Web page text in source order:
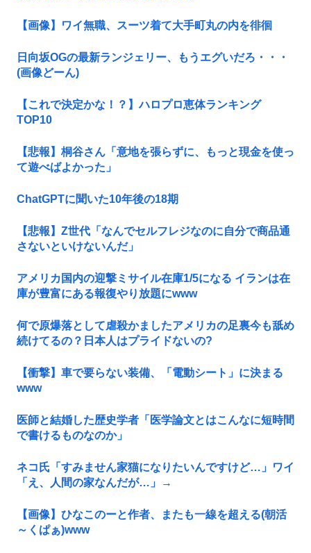
【画像】ワイ無職、スーツ着て大手町丸の内を徘徊
日向坂OGの最新ランジェリー、もうエグいだろ・・・
(画像どーん)
【これで決定かな！？】ハロプロ恵体ランキング
TOP10
【悲報】桐谷さん「意地を張らずに、もっと現金を使っ
て遊べばよかった」
ChatGPTに聞いた10年後の18期
【悲報】Z世代「なんでセルフレジなのに自分で商品通
さないといけないんだ」
アメリカ国内の迎撃ミサイル在庫1/5になる イランは在
庫が豊富にある報復やり放題にwww
何で原爆落として虐殺かましたアメリカの足裏今も舐め
続けてるの？日本人はプライドないの?
【衝撃】車で要らない装備、「電動シート」に決まる
www
医師と結婚した歴史学者「医学論文とはこんなに短時間
で書けるものなのか」
ネコ氏「すみません家猫になりたいんですけど…」ワイ
「え、人間の家なんだが…」→
【画像】ひなこのーと作者、またも一線を超える(朝活
～くぱぁ)www